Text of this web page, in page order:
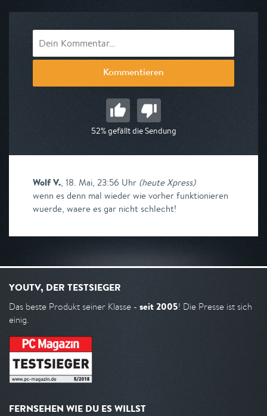
Kommentieren
52% gefällt die Sendung
Wolf V., 18. Mai, 23:56 Uhr (heute Xpress)
wenn es denn mal wieder wie vorher funktionieren
wuerde, waere es gar nicht schlecht!
YOUTV, DER TESTSIEGER
Das beste Produkt seiner Klasse - seit 2005! Die Presse ist sich
einig.
FERNSEHEN WIE DU ES WILLST